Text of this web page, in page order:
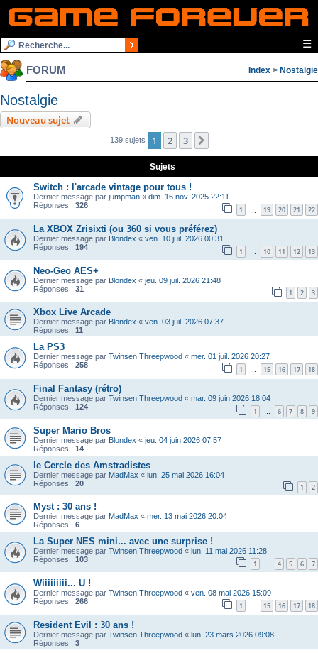
☰
FORUM Index > Nostalgie
Nostalgie
Nouveau sujet
139 sujets 1 2 3
Sujets
Switch : l'arcade vintage pour tous !
Dernier message par jumpman « dim. 16 nov. 2025 22:11
Réponses : 326 1 19 20 21 22
La XBOX Zrisixti (ou 360 si vous préférez)
Dernier message par Blondex « ven. 10 juil. 2026 00:31
Réponses : 194 1 … 10 11 12 13
Neo-Geo AES+
Dernier message par Blondex « jeu. 09 juil. 2026 21:48
Réponses : 31 1 2 3
Xbox Live Arcade
Dernier message par Blondex « ven. 03 juil. 2026 07:37
Réponses : 11
La PS3
Dernier message par Twinsen Threepwood « mer. 01 juil. 2026 20:27
Réponses : 258 1 … 15 16 17 18
Final Fantasy (rétro)
Dernier message par Twinsen Threepwood « mar. 09 juin 2026 18:04
Réponses : 124 1 … 6 7 8 9
Super Mario Bros
Dernier message par Blondex « jeu. 04 juin 2026 07:57
Réponses : 14
le Cercle des Amstradistes
Dernier message par MadMax « lun. 25 mai 2026 16:04
Réponses : 20 1 2
Myst : 30 ans !
Dernier message par MadMax « mer. 13 mai 2026 20:04
Réponses : 6
La Super NES mini... avec une surprise !
Dernier message par Twinsen Threepwood « lun. 11 mai 2026 11:28
Réponses : 103 1 … 4 5 6 7
Wiiiiiiiii... U !
Dernier message par Twinsen Threepwood « ven. 08 mai 2026 15:09
Réponses : 266 1 … 15 16 17 18
Resident Evil : 30 ans !
Dernier message par Twinsen Threepwood « lun. 23 mars 2026 09:08
Réponses : 3